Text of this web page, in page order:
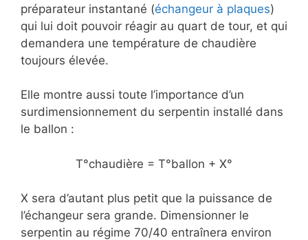
préparateur instantané (échangeur à plaques)
qui lui doit pouvoir réagir au quart de tour, et qui
demandera une température de chaudière
toujours élevée.
Elle montre aussi toute l’importance d’un
surdimensionnement du serpentin installé dans
le ballon :
T°chaudière = T°ballon + X°
X sera d’autant plus petit que la puissance de
l’échangeur sera grande. Dimensionner le
serpentin au régime 70/40 entraînera environ